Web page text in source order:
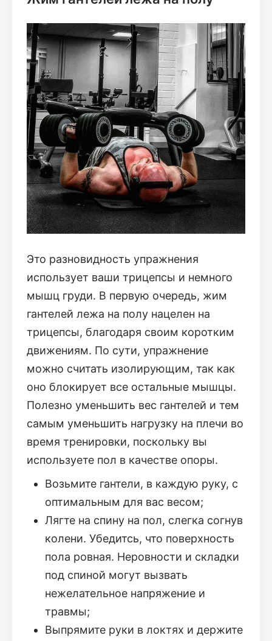
Это разновидность упражнения
использует ваши трицепсы и немного
мышц груди. В первую очередь, жим
гантелей лежа на полу нацелен на
трицепсы, благодаря своим коротким
движениям. По сути, упражнение
можно считать изолирующим, так как
оно блокирует все остальные мышцы.
Полезно уменьшить вес гантелей и тем
самым уменьшить нагрузку на плечи во
время тренировки, поскольку вы
используете пол в качестве опоры.
Возьмите гантели, в каждую руку, с
оптимальным для вас весом;
Лягте на спину на пол, слегка согнув
колени. Убедитсь, что поверхность
пола ровная. Неровности и складки
под спиной могут вызвать
нежелательное напряжение и
травмы;
Выпрямите руки в локтях и держите